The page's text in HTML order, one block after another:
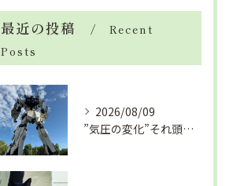
最近の投稿
Recent
Posts
2026/08/09
”気圧の変化”それ頭痛の”たね”ですよ「眼精疲労改善コース」